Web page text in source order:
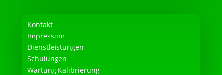
Kontakt
Impressum
Dienstleistungen
Schulungen
Wartung Kalibrierung